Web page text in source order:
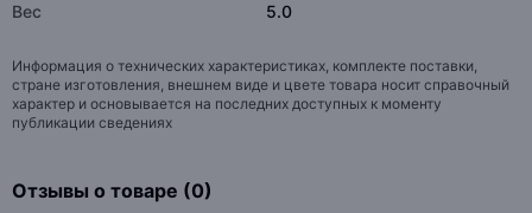
Вес 5.0
Информация о технических характеристиках, комплекте поставки,
стране изготовления, внешнем виде и цвете товара носит справочный
характер и основывается на последних доступных к моменту
публикации сведениях
Отзывы о товаре (0)